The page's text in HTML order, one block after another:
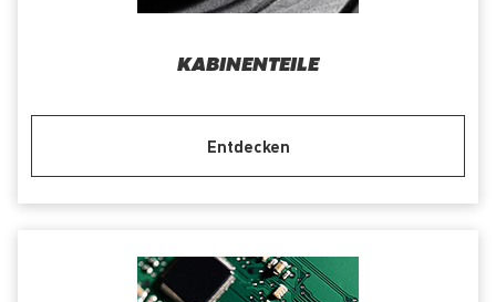
KABINENTEILE
Entdecken